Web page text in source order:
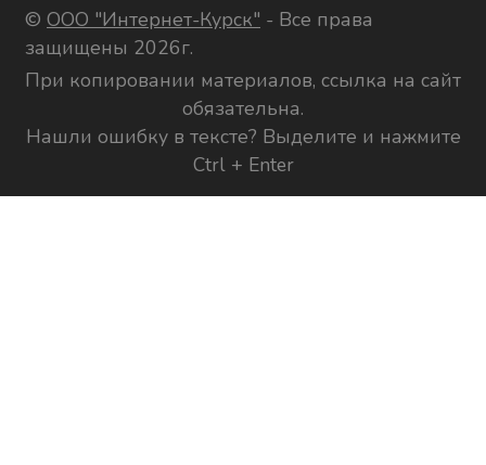
© ООО "Интернет-Курск" - Все права
защищены 2026г.
При копировании материалов, ссылка на сайт
обязательна.
Нашли ошибку в тексте? Выделите и нажмите
Ctrl + Enter